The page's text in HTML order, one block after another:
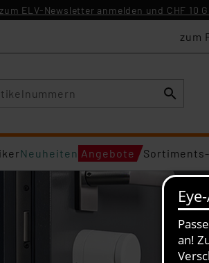
ELV-Newsletter anmelden und CHF 10
zum
Neuheiten Angebote